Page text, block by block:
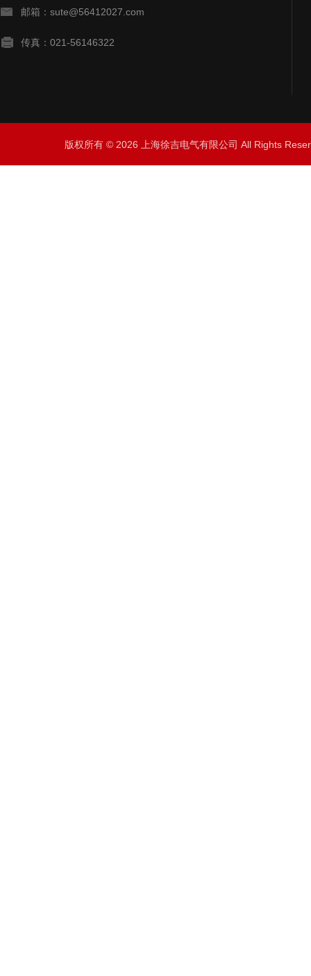
邮箱：sute@56412027.com
传真：021-56146322
版权所有 © 2026 上海徐吉电气有限公司 All Rights